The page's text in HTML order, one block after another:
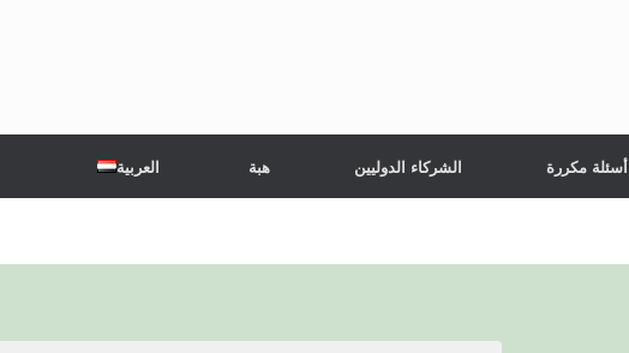
العربية هبة الشركاء الدوليين أسئلة مكررة